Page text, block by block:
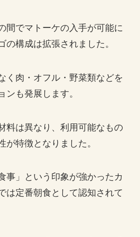
間でマトーケの入手が可能に
の構成は拡張されました。
く肉・オフル・野菜類などを
ンも発展します。
料は異なり、利用可能なもの
が特徴となりました。
事」という印象が強かったカ
は定番朝食として認知されて